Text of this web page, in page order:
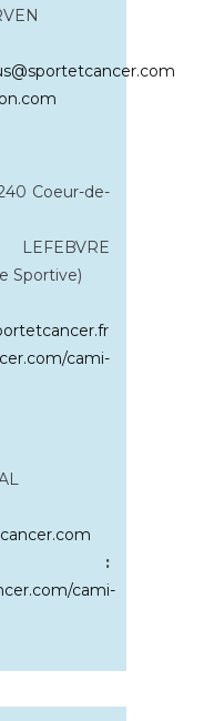
Coeur-de-
Sportive)
cami-
:
cami-